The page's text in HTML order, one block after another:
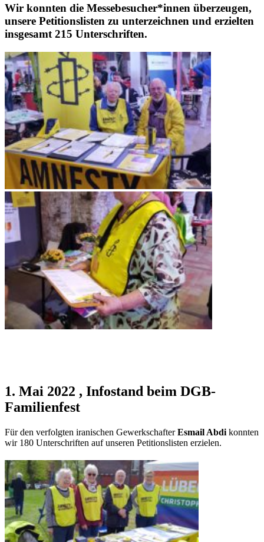
Wir konnten die Messebesucher*innen überzeugen,
unsere Petitionslisten zu unterzeichnen und erzielten
insgesamt 215 Unterschriften.
1. Mai 2022 , Infostand beim DGB-
Familienfest
Für den verfolgten iranischen GewerkschafterEsmail Abdi konnten
wir 180 Unterschriften auf unseren Petitionslisten erzielen.